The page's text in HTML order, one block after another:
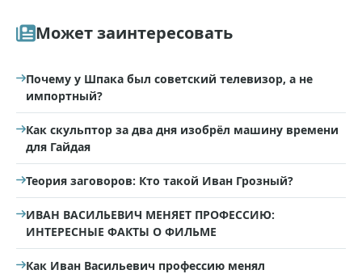
Может заинтересовать
Почему у Шпака был советский телевизор, а не
импортный?
Как скульптор за два дня изобрёл машину времени
для Гайдая
Теория заговоров: Кто такой Иван Грозный?
ИВАН ВАСИЛЬЕВИЧ МЕНЯЕТ ПРОФЕССИЮ:
ИНТЕРЕСНЫЕ ФАКТЫ О ФИЛЬМЕ
Как Иван Васильевич профессию менял